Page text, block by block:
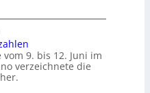
9. bis 12. Juni im
verzeichnete die